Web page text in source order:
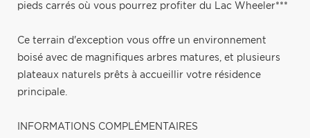
pieds carrés où vous pourrez profiter du Lac Wheeler***
Ce terrain d'exception vous offre un environnement
boisé avec de magnifiques arbres matures, et plusieurs
plateaux naturels prêts à accueillir votre résidence
principale.
INFORMATIONS COMPLÉMENTAIRES